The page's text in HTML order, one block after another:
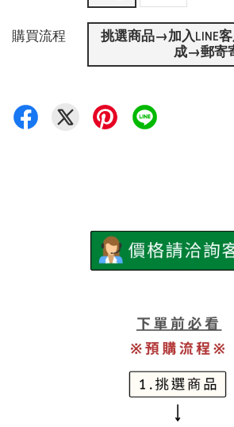
購買流程
挑選商品→加入LINE
成→郵寄